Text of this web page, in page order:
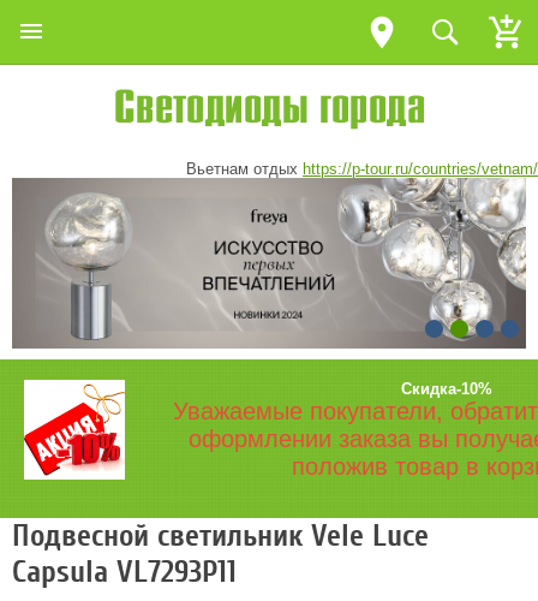
Вьетнам отдых https://p-tour.ru/countries/vetnam/
Скидка-10%
Уважаемые покупатели,
оформлении заказа вы
положив товар в
Подвесной светильник Vele Luce
Capsula VL7293P11